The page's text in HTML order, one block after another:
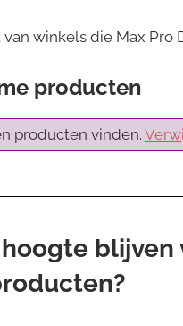
winkels die Max Pro
producten
producten vinden.
blijven